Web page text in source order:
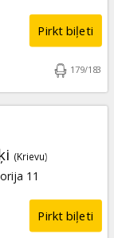
Pirkt biļeti
179/183
(Krievu)
11
Pirkt biļeti